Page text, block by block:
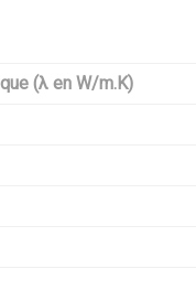
(λ en W/m.K)